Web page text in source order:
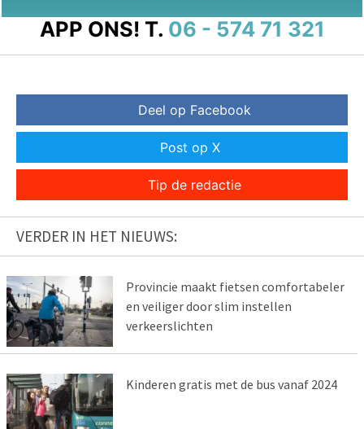
APP ONS! T. 06 - 574 71 321
Deel op Facebook
Post op X
Tip de redactie
VERDER IN HET NIEUWS:
Provincie maakt fietsen comfortabeler
en veiliger door slim instellen
verkeerslichten
Kinderen gratis met de bus vanaf 2024